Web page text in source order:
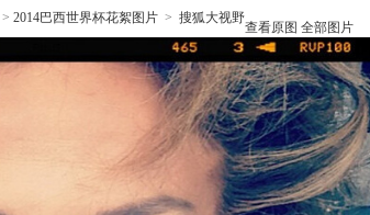
> 2014巴西世界杯花絮图片 > 搜狐大视野
查看原图 全部图片